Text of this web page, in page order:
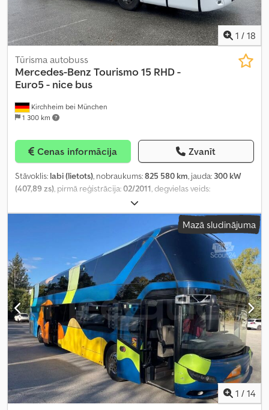
1 / 18
Kirchheim bei München
1 300 km
Tūrisma autobuss
Mercedes-Benz Tourismo 15 RHD -
Euro5 - nice bus
Cenas informācija Zvanīt
Stāvoklis: labi (lietots), nobraukums:825 580 km, jauda: 300 kW
(407,89 zs), pirmā reģistrācija:02/2011, degvielas veids:
55, pārnesuma veids:
asu konfigurācija:2 asis, emisijas klase:Euro 5, krāsa:balts,
ABS, borta dators, centrālā
atslēga, gaisa kondicionēšana, kruīza kontrole, stāvvietas
sildītājs
Mazā sludinājuma
1 / 14